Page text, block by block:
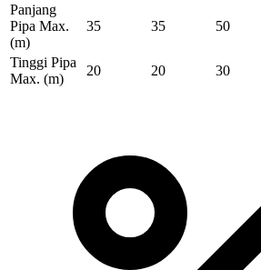
Panjang
Pipa Max.
(m)
35 35 50
Tinggi Pipa
Max. (m)
20 20 30